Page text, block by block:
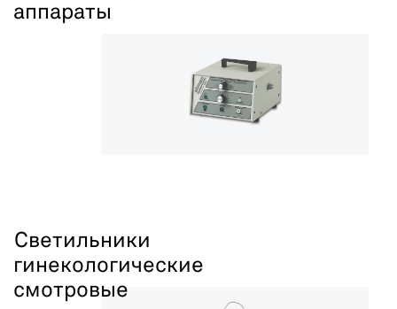
аппараты
Светильники
гинекологические
смотровые